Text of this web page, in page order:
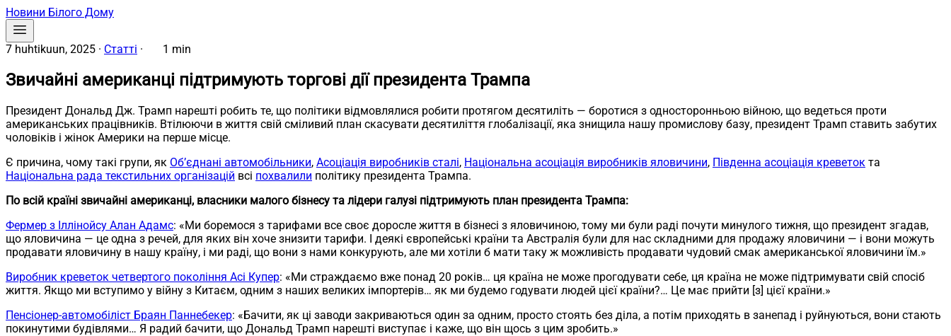
Новини Білого Дому
7 huhtikuun, 2025 · Статті · 1 min
Звичайні американці підтримують торгові дії президента Трампа
Президент Дональд Дж. Трамп нарешті робить те, що політики відмовлялися робити протягом десятиліть — боротися з односторонньою війною, що ведеться проти
американських працівників. Втілюючи в життя свій сміливий план скасувати десятиліття глобалізації, яка знищила нашу промислову базу, президент Трамп ставить забутих
чоловіків і жінок Америки на перше місце.
Є причина, чому такі групи, як Об’єднані автомобільники, Асоціація виробників сталі, Національна асоціація виробників яловичини, Південна асоціація креветок та
Національна рада текстильних організацій всі похвалили політику президента Трампа.
По всій країні звичайні американці, власники малого бізнесу та лідери галузі підтримують план президента Трампа:
Фермер з Іллінойсу Алан Адамс: «Ми боремося з тарифами все своє доросле життя в бізнесі з яловичиною, тому ми були раді почути минулого тижня, що президент згадав,
що яловичина — це одна з речей, для яких він хоче знизити тарифи. І деякі європейські країни та Австралія були для нас складними для продажу яловичини — і вони можуть
продавати яловичину в нашу країну, і ми раді, що вони з нами конкурують, але ми хотіли б мати таку ж можливість продавати чудовий смак американської яловичини їм.»
Виробник креветок четвертого покоління Асі Купер: «Ми страждаємо вже понад 20 років… ця країна не може прогодувати себе, ця країна не може підтримувати свій спосіб
життя. Якщо ми вступимо у війну з Китаєм, одним з наших великих імпортерів… як ми будемо годувати людей цієї країни?… Це має прийти [з] цієї країни.»
Пенсіонер-автомобіліст Браян Паннебекер: «Бачити, як ці заводи закриваються один за одним, просто стоять без діла, а потім приходять в занепад і руйнуються, вони стають
покинутими будівлями… Я радий бачити, що Дональд Трамп нарешті виступає і каже, що він щось з цим зробить.»